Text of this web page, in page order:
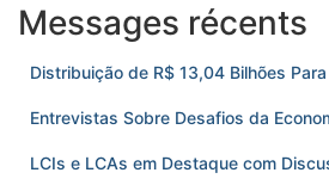
Messages récents
Distribuição de R$ 13,04 Bilhões
Entrevistas Sobre Desafios da
LCIs e LCAs em Destaque com